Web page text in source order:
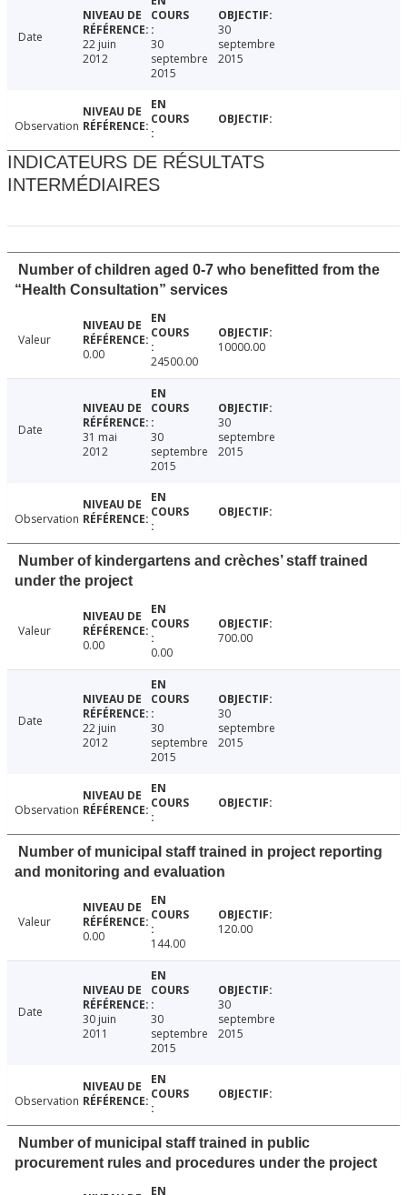
Date
22 juin
2012
30
septembre
2015
30
septembre
2015
Observation
INDICATEURS DE RÉSULTATS
INTERMÉDIAIRES
Number of children aged 0-7 who benefitted from the
“Health Consultation” services
Valeur
0.00
24500.00
10000.00
Date
31 mai
2012
30
septembre
2015
30
septembre
2015
Observation
Number of kindergartens and crèches’ staff trained
under the project
Valeur
0.00
0.00
700.00
Date
22 juin
2012
30
septembre
2015
30
septembre
2015
Observation
Number of municipal staff trained in project reporting
and monitoring and evaluation
Valeur
0.00
144.00
120.00
Date
30 juin
2011
30
septembre
2015
30
septembre
2015
Observation
Number of municipal staff trained in public
procurement rules and procedures under the project